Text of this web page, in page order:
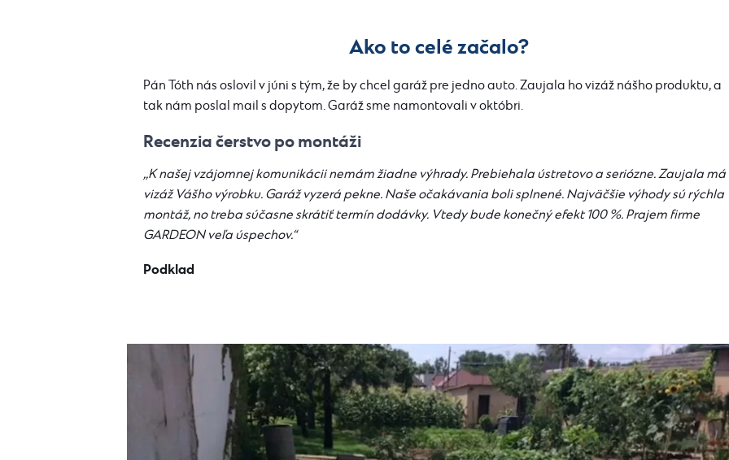
Ako to celé začalo?
Pán Tóth nás oslovil v júni s tým, že by chcel garáž pre jedno auto. Zaujala ho vizáž nášho produktu, a
tak nám poslal mail s dopytom. Garáž sme namontovali v októbri.
Recenzia čerstvo po montáži
,,K našej vzájomnej komunikácii nemám žiadne výhrady. Prebiehala ústretovo a seriózne. Zaujala má
vizáž Vášho výrobku. Garáž vyzerá pekne. Naše očakávania boli splnené. Najväčšie výhody sú rýchla
montáž, no treba súčasne skrátiť termín dodávky. Vtedy bude konečný efekt 100 %. Prajem firme
GARDEON veľa úspechov.“
Podklad